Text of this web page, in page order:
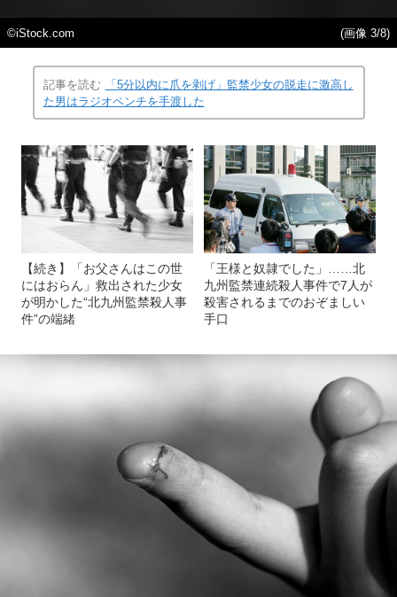
©iStock.com (画像 3/8)
記事を読む
「5分以内に爪を剥げ」監禁少女の脱走に激高し
た男はラジオペンチを手渡した
【続き】「お父さんはこの世
にはおらん」救出された少女
が明かした“北九州監禁殺人事
件”の端緒
「王様と奴隷でした」……北
九州監禁連続殺人事件で7人が
殺害されるまでのおぞましい
手口